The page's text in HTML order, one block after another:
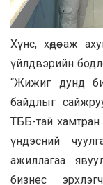
Хүнс, хөдөө аж
үйлдвэрийн
“Жижиг дунд
байдлыг
ТББ-тай хамтран
үндэсний
ажиллагаа
бизнес